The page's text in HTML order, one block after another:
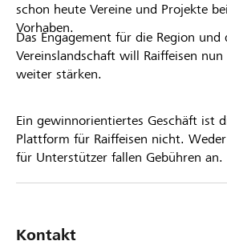
schon heute Vereine und Projekte
Vorhaben.
Das Engagement für die Region und
Vereinslandschaft will Raiffeisen
weiter stärken.
Ein gewinnorientiertes Geschäft ist
Plattform für Raiffeisen nicht.
für Unterstützer fallen Gebühren
Kontakt